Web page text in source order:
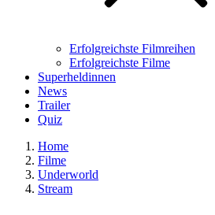
Erfolgreichste Filmreihen
Erfolgreichste Filme
Superheldinnen
News
Trailer
Quiz
Home
Filme
Underworld
Stream